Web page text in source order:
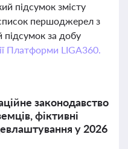
підсумок змісту
першоджерел з
за добу
Платформи LIGA360.
законодавство
фіктивні
у 2026